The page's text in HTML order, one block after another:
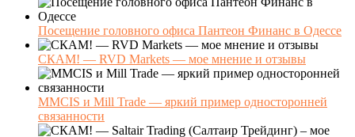
Посещение головного офиса Пантеон Финанс в Одессе
СКАМ! — RVD Markets — мое мнение и отзывы
MMCIS и Mill Trade — яркий пример односторонней
связанности